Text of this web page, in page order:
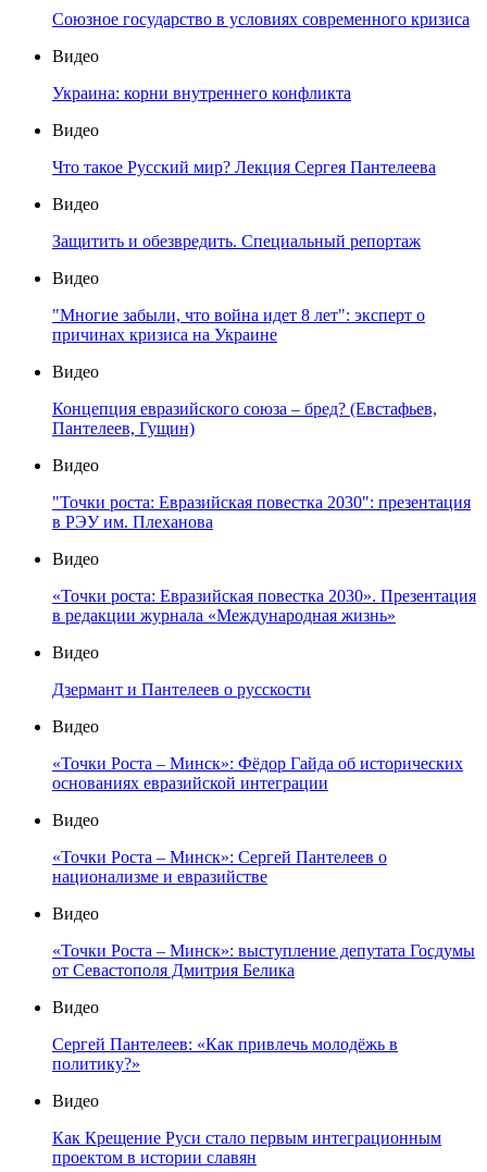
Союзное государство в условиях современного кризиса
Видео
Украина: корни внутреннего конфликта
Видео
Что такое Русский мир? Лекция Сергея Пантелеева
Видео
Защитить и обезвредить. Специальный репортаж
Видео
"Многие забыли, что война идет 8 лет": эксперт о
причинах кризиса на Украине
Видео
Концепция евразийского союза – бред? (Евстафьев,
Пантелеев, Гущин)
Видео
"Точки роста: Евразийская повестка 2030": презентация
в РЭУ им. Плеханова
Видео
«Точки роста: Евразийская повестка 2030». Презентация
в редакции журнала «Международная жизнь»
Видео
Дзермант и Пантелеев о русскости
Видео
«Точки Роста – Минск»: Фёдор Гайда об исторических
основаниях евразийской интеграции
Видео
«Точки Роста – Минск»: Сергей Пантелеев о
национализме и евразийстве
Видео
«Точки Роста – Минск»: выступление депутата Госдумы
от Севастополя Дмитрия Белика
Видео
Сергей Пантелеев: «Как привлечь молодёжь в
политику?»
Видео
Как Крещение Руси стало первым интеграционным
проектом в истории славян